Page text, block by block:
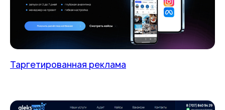
Таргетированная реклама